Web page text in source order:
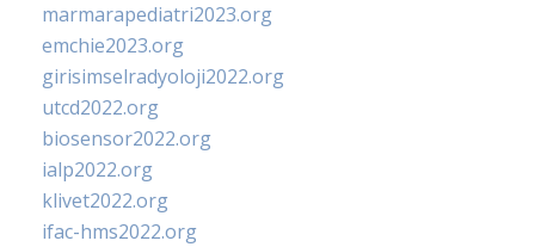
marmarapediatri2023.org
emchie2023.org
girisimselradyoloji2022.org
utcd2022.org
biosensor2022.org
ialp2022.org
klivet2022.org
ifac-hms2022.org